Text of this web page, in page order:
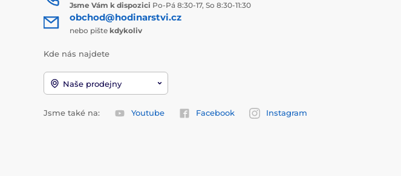
Jsme Vám k dispozici Po-Pá 8:30-17, So 8:30-11:30
obchod@hodinarstvi.cz
nebo pište kdykoliv
Kde nás najdete
Naše prodejny
Jsme také na: Youtube Facebook Instagram